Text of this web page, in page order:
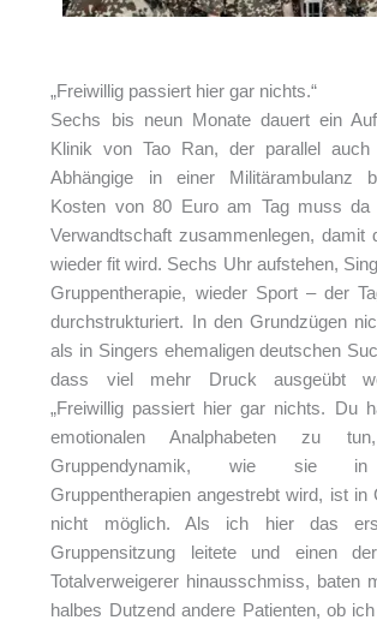
„Freiwillig passiert hier gar nichts.“
Sechs bis neun Monate dauert ein
Klinik von Tao Ran, der parallel auch
Abhängige in einer Militärambulanz
Kosten von 80 Euro am Tag muss da
Verwandtschaft zusammenlegen, damit
wieder fit wird. Sechs Uhr aufstehen,
Gruppentherapie, wieder Sport – der
durchstrukturiert. In den Grundzügen
als in Singers ehemaligen deutschen
dass viel mehr Druck ausgeübt
„Freiwillig passiert hier gar nichts. Du
emotionalen Analphabeten zu
Gruppendynamik, wie sie in
Gruppentherapien angestrebt wird, ist in
nicht möglich. Als ich hier das
Gruppensitzung leitete und einen
Totalverweigerer hinausschmiss, baten
halbes Dutzend andere Patienten, ob